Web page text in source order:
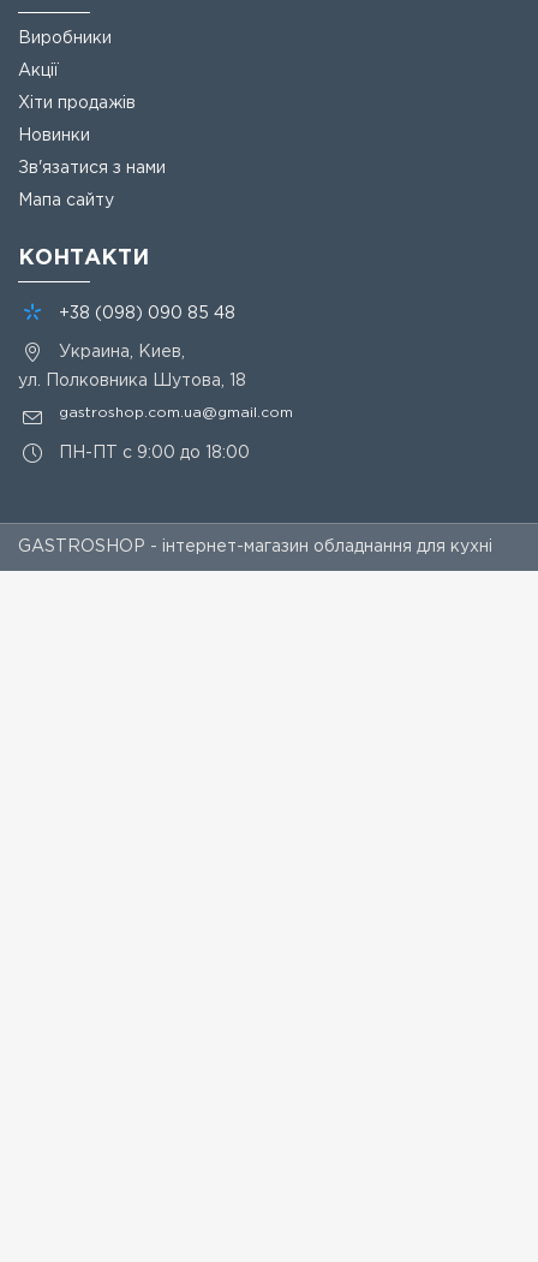
Виробники
Акції
Хіти продажів
Новинки
Зв'язатися з нами
Мапа сайту
КОНТАКТИ
+38 (098) 090 85 48
Украина, Киев,
ул. Полковника Шутова, 18
gastroshop.com.ua@gmail.com
ПН-ПТ с 9:00 до 18:00
GASTROSHOP - інтернет-магазин обладнання для кухні